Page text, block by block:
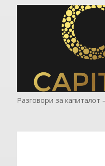
Разговори за капиталот